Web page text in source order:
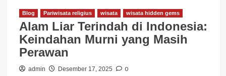
Blog Pariwisata religius wisata wisata hidden gems
Alam Liar Terindah di Indonesia:
Keindahan Murni yang Masih
Perawan
admin Desember 17, 2025 0